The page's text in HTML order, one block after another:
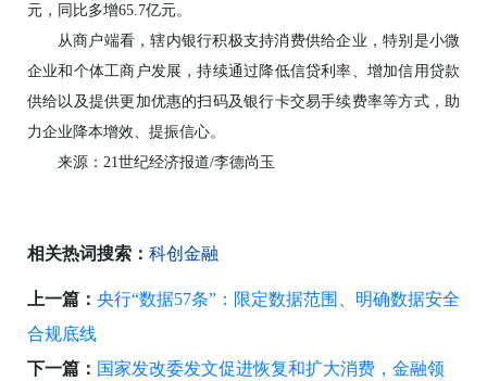
元，同比多增65.7亿元。
从商户端看，辖内银行积极支持消费供给企业，特别是小微
企业和个体工商户发展，持续通过降低信贷利率、增加信用贷款
供给以及提供更加优惠的扫码及银行卡交易手续费率等方式，助
力企业降本增效、提振信心。
来源：21世纪经济报道/李德尚玉
相关热词搜索： 科创金融
上一篇： 央行“数据57条”：限定数据范围、明确数据安全
合规底线
下一篇： 国家发改委发文促进恢复和扩大消费，金融领